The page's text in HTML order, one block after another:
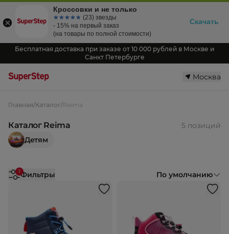
Бесплатная доставка при заказе от 10 000 рублей в Москве и
Санкт Петербурге
Москва
Главная/Каталог/ Reima
Каталог Reima
5 позиций
Детям
1Фильтры По умолчанию
Кроссовки и не только
☆☆☆☆☆
★★★★★ (23) звезды
- 15% на первый заказ
(на товары по полной стоимости)
Скачать